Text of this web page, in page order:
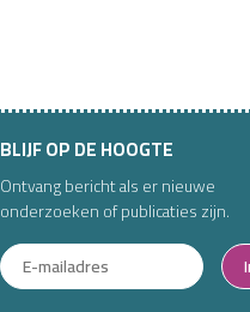
BLIJF OP DE HOOGTE
Ontvang bericht als er nieuwe
onderzoeken of publicaties zijn.